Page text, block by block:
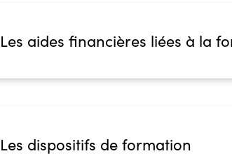
Les aides financières liées à la
Les dispositifs de formation